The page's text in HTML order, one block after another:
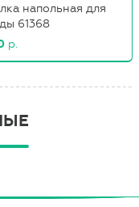
напольная для
61368
р.